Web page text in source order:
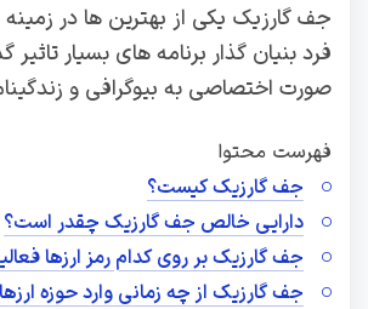
جف گارزیک یکی از بهترین ها در زمینه
فرد بنیان گذار برنامه های بسیار
صورت اختصاصی به بیوگرافی و
فهرست محتوا
جف گارزیک کیست؟
دارایی خالص جف گارزیک چقدر است؟
جف گارزیک بر روی کدام رمز ارزها
جف گارزیک از چه زمانی وارد حوزه